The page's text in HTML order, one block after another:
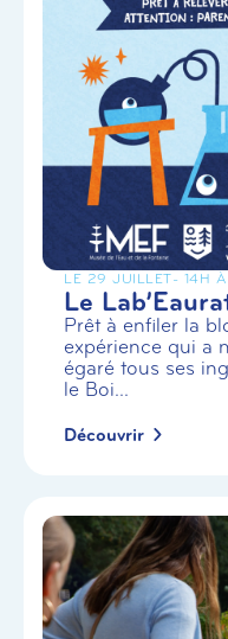
LE 29 JUILLET- 14H À
Le
Prêt à enfiler la
expérience qui a
égaré tous ses
le Boi...
Découvrir